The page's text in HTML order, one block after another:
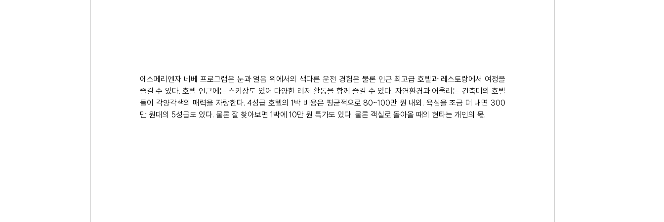
에스페리엔자 네베 프로그램은 눈과 얼음 위에서의 색다른 운전 경험은 물론 인근 최고급 호텔과 레스토랑에서 여정을
즐길 수 있다. 호텔 인근에는 스키장도 있어 다양한 레저 활동을 함께 즐길 수 있다. 자연환경과 어울리는 건축미의 호텔
들이 각양각색의 매력을 자랑한다. 4성급 호텔의 1박 비용은 평균적으로 80~100만 원 내외. 욕심을 조금 더 내면 300
만 원대의 5성급도 있다. 물론 잘 찾아보면 1박에 10만 원 특가도 있다. 물론 객실로 돌아올 때의 현타는 개인의 몫.